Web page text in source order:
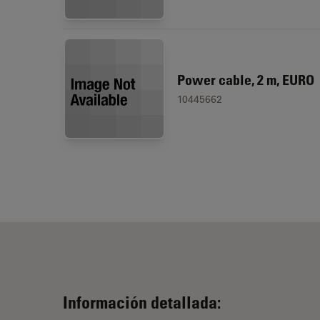
Power cable, 2 m, EURO
10445662
Información detallada: